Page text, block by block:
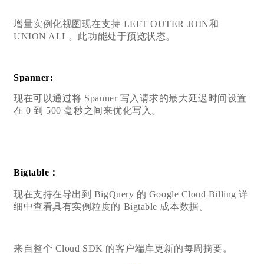
增量实例化视图现在支持 LEFT OUTER JOIN和
UNION ALL。此功能处于预览状态。
Spanner:
现在可以通过将 Spanner 写入请求的最大延迟时间设置
在 0 到 500 毫秒之间来优化写入。
Bigtable：
现在支持在导出到 BigQuery 的 Google Cloud Billing 详
细中查看具有实例粒度的 Bigtable 成本数据。
来自整个 Cloud SDK 的客户端库更新的每周摘要。